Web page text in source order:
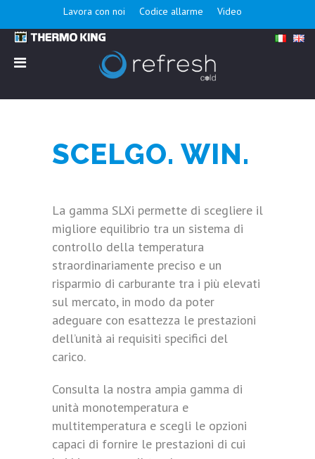
Lavora con noi Codice allarme Video
SCELGO. WIN.
La gamma SLXi permette di scegliere il
migliore equilibrio tra un sistema di
controllo della temperatura
straordinariamente preciso e un
risparmio di carburante tra i più elevati
sul mercato, in modo da poter
adeguare con esattezza le prestazioni
dell’unità ai requisiti specifici del
carico.
Consulta la nostra ampia gamma di
unità monotemperatura e
multitemperatura e scegli le opzioni
capaci di fornire le prestazioni di cui